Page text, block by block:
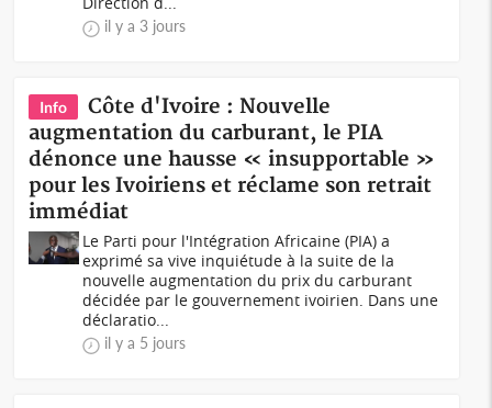
il y a 3 jours
Info
Côte d'Ivoire : Nouvelle
augmentation du carburant, le PIA
dénonce une hausse « insupportable »
pour les Ivoiriens et réclame son retrait
immédiat
Le Parti pour l'Intégration Africaine (PIA) a
exprimé sa vive inquiétude à la suite de la
nouvelle augmentation du prix du carburant
décidée par le gouvernement ivoirien. Dans une
déclaratio...
il y a 5 jours